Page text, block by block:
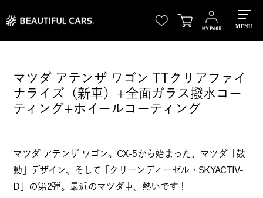
MENU
マツダ アテンザ ワゴン TTクリアファイ
ナライズ（新車）+全面ガラス撥水コー
ティング+ホイールコーティング
マツダ アテンザ ワゴン。CX-5から始まった、マツダ「鼓
動」デザイン、そして「クリーンディーゼル・SKYACTIV-
D」の第2弾。最近のマツダ車、熱いです！